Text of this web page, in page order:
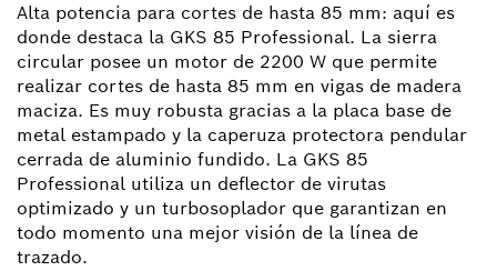
Alta potencia para cortes de hasta 85 mm: aquí es
donde destaca la GKS 85 Professional. La sierra
circular posee un motor de 2200 W que permite
realizar cortes de hasta 85 mm en vigas de madera
maciza. Es muy robusta gracias a la placa base de
metal estampado y la caperuza protectora pendular
cerrada de aluminio fundido. La GKS 85
Professional utiliza un deflector de virutas
optimizado y un turbosoplador que garantizan en
todo momento una mejor visión de la línea de
trazado.